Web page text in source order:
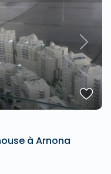
Next
à Arnona